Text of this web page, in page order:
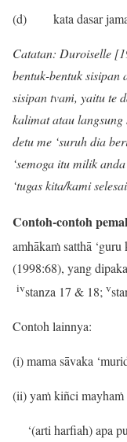
(d) kata dasar
Catatan: Duroiselle
bentuk-bentuk sisipan
sisipan tvaṁ, yaitu te
kalimat atau
detu me ‘suruh dia
‘semoga itu milik
‘tugas kita/kami
Contoh-contoh
amhākaṁ satthā ‘guru
(1998:68), yang
ivstanza 17 & 18; v
Contoh lainnya:
(i) mama sāvaka
(ii) yaṁ kiñci
‘(arti harfiah) apa